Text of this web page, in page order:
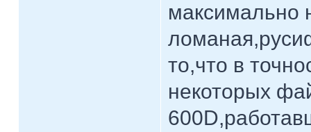
максимально
то,что в
некоторых